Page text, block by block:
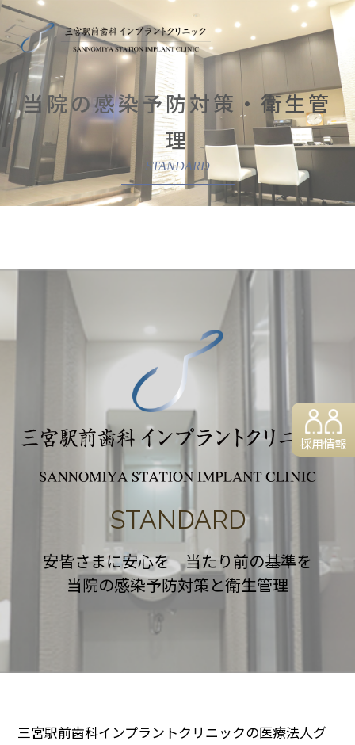
採用情報
当院の感染予防対策・衛生管
理
STANDARD
安皆さまに安心を 当たり前の基準を
当院の感染予防対策と衛生管理
三宮駅前歯科インプラントクリニックの医療法人グ